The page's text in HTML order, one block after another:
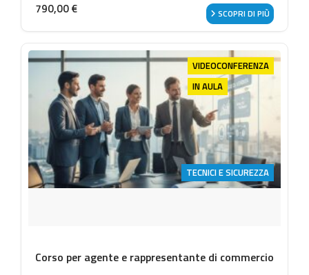
790,00€ SCOPRI DI PIÙ
VIDEOCONFERENZA
IN AULA
TECNICI E SICUREZZA
Corso per agente e rappresentante di commercio